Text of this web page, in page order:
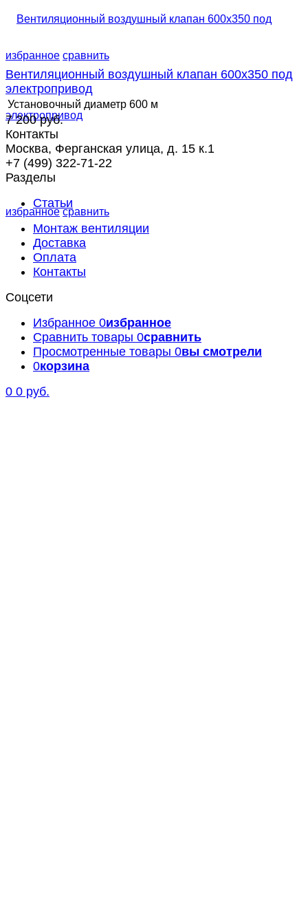
избранное сравнить
избранное сравнить
Вентиляционный воздушный клапан 600х350 под
электропривод
Установочный диаметр 600 м
7 200 руб.
Контакты
Москва, Ферганская улица, д. 15 к.1
+7 (499) 322-71-22
Разделы
Статьи
Монтаж вентиляции
Доставка
Оплата
Контакты
Соцсети
Избранное 0избранное
Сравнить товары 0сравнить
Просмотренные товары 0вы смотрели
0корзина
0 0 руб.